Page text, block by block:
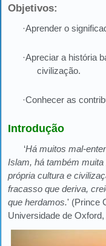
Objetivos:
·Aprender o
·Apreciar a história
civilização.
·Conhecer as
Introdução
‘Há muitos mal-
Islam, há também
própria cultura e
fracasso que deriva,
que herdamos.' (Prince
Universidade de